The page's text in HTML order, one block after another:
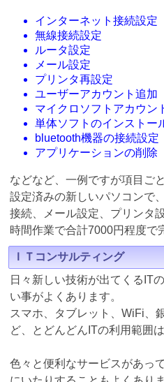
インターネット接続設定
無線接続設定
ルータ設定
メール設定
プリンタ再設定
ユーザーアカウント追加
マイクロソフトアカウン
単体ソフトのインストー
bluetooth機器の接続設定
アプリケーションの削除
などなど、一例ですが項目ご
設定済みの新しいパソコンで
接続、メール設定、プリンタ
時間作業で合計7000円程度で
ＩＴコンサルティング
日々新しい技術が出てくるIT
い事がよくあります。
スマホ、タブレット、WiFi、
ど、とどんどんITの利用範囲
色々と便利なサービスがあっ